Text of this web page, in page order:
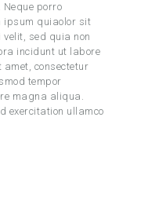
porro
ipsum quiaolor sit
sed quia non
incidunt ut labore
consectetur
tempor
magna aliqua.
exercitation ullamco